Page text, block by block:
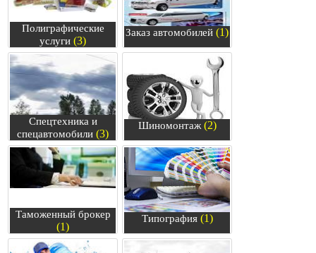
Полиграфические
услуги (3)
Заказ автомобилей (1)
Спецтехника и
спецавтомобили (3)
Шиномонтаж(2)
Таможенный брокер
(1)
Типография(1)